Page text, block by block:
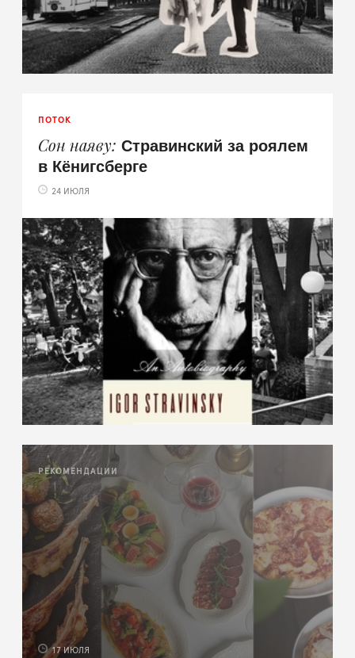
ПОТОК
Сон наяву Стравинский за роялем
в Кёнигсберге
24 ИЮЛЯ
РЕКОМЕНДАЦИИ
17 ИЮЛЯ